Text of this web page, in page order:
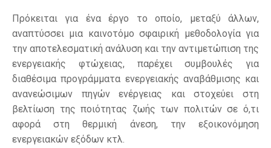
Πρόκειται για ένα έργο το οποίο, μεταξύ άλλων,
αναπτύσσει μια καινοτόμο σφαιρική μεθοδολογία για
την αποτελεσματική ανάλυση και την αντιμετώπιση της
ενεργειακής φτώχειας, παρέχει συμβουλές για
διαθέσιμα προγράμματα ενεργειακής αναβάθμισης και
ανανεώσιμων πηγών ενέργειας και στοχεύει στη
βελτίωση της ποιότητας ζωής των πολιτών σε ό,τι
αφορά στη θερμική άνεση, την εξοικονόμηση
ενεργειακών εξόδων κτλ.